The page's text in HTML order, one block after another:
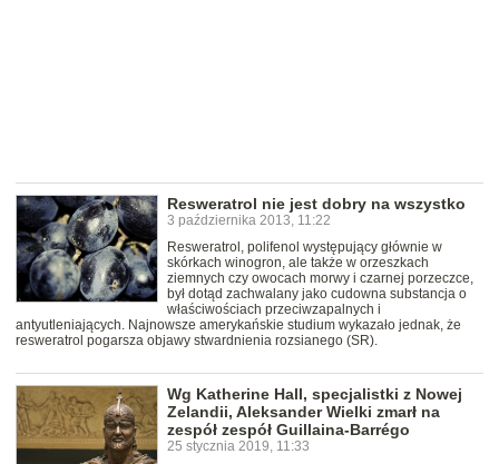
Resweratrol nie jest dobry na wszystko
3 października 2013, 11:22
Resweratrol, polifenol występujący głównie w
skórkach winogron, ale także w orzeszkach
ziemnych czy owocach morwy i czarnej porzeczce,
był dotąd zachwalany jako cudowna substancja o
właściwościach przeciwzapalnych i
antyutleniających. Najnowsze amerykańskie studium wykazało jednak, że
resweratrol pogarsza objawy stwardnienia rozsianego (SR).
Wg Katherine Hall, specjalistki z Nowej
Zelandii, Aleksander Wielki zmarł na
zespół zespół Guillaina-Barrégo
25 stycznia 2019, 11:33